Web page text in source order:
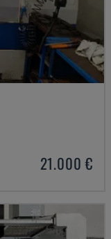
21.000 €